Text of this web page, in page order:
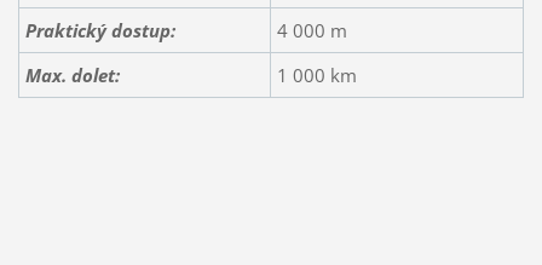
Praktický dostup:
4 000 m
Max. dolet:
1 000 km